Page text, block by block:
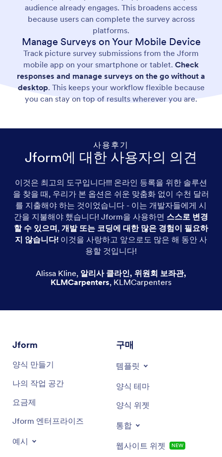
audience already engages. This broadens access
because users can complete the survey across
platforms.
Manage Surveys on Your Mobile Device
Track picture survey submissions from the Jform
mobile app on your smartphone or tablet. Check
responses and manage surveys on the go without a
desktop. This keeps your workflow flexible because
you can stay on top of results wherever you are.
사용후기
Jform에 대한 사용자의 의견
이것은 최고의 도구입니다!!! 온라인 등록을 위한 솔루션
을 찾을 때, 우리가 본 옵션은 쉬운 맞춤화 없이 수천 달러
를 지출해야 하는 것이었습니다 - 이는 개발자들에게 시
간을 지불해야 했습니다! Jform을 사용하면 스스로 변경
할 수 있으며, 개발 또는 코딩에 대한 많은 경험이 필요하
지 않습니다! 이것을 사랑하고 앞으로도 많은 해 동안 사
용할 것입니다!
Alissa Kline, 알리사 클라인, 위원회 보좌관,
KLMCarpenters, KLMCarpenters
Jform
양식 만들기
나의 작업 공간
요금제
Jform 엔터프라이즈
예시
구매
템플릿
양식 테마
양식 위젯
통합
웹사이트 위젯 NEW